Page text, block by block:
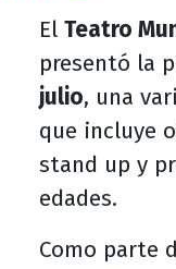
El Teatro
presentó la
julio, una
que incluye
stand up y
edades.
Como parte